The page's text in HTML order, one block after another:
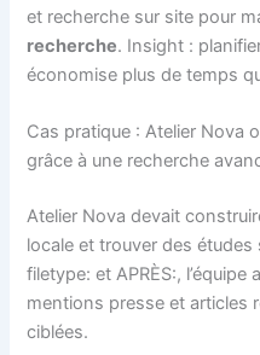
et recherche sur site pour
recherche. Insight :
économise plus de temps
Cas pratique : Atelier Nova
grâce à une recherche
Atelier Nova devait
locale et trouver des
filetype: et APRÈS:,
mentions presse et articles
ciblées.